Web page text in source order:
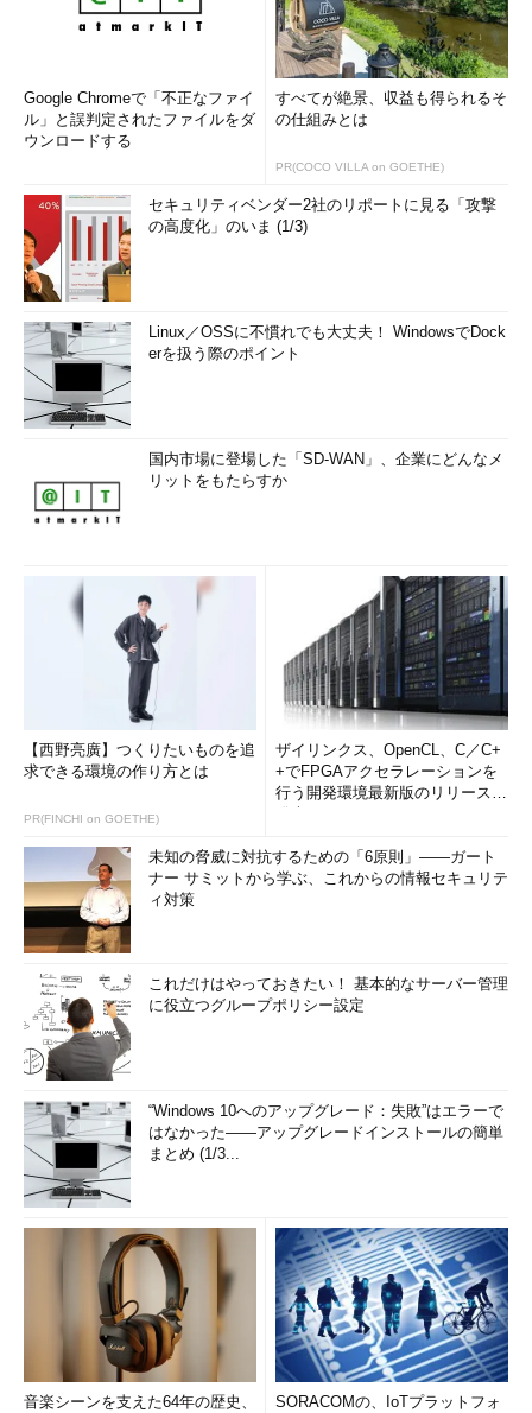
Google Chromeで「不正なファイ
ル」と誤判定されたファイルをダ
ウンロードする
すべてが絶景、収益も得られるそ
の仕組みとは
PR(COCO VILLA on GOETHE)
セキュリティベンダー2社のリポートに見る「攻撃
の高度化」のいま (1/3)
Linux／OSSに不慣れでも大丈夫！ WindowsでDock
erを扱う際のポイント
国内市場に登場した「SD-WAN」、企業にどんなメ
リットをもたらすか
【西野亮廣】つくりたいものを追
求できる環境の作り方とは
PR(FINCHI on GOETHE)
ザイリンクス、OpenCL、C／C+
+でFPGAアクセラレーションを
行う開発環境最新版のリリースを
未知の脅威に対抗するための「6原則」――ガート
ナー サミットから学ぶ、これからの情報セキュリテ
ィ対策
これだけはやっておきたい！ 基本的なサーバー管理
に役立つグループポリシー設定
“Windows 10へのアップグレード：失敗”はエラーで
はなかった――アップグレードインストールの簡単
まとめ (1/3...
音楽シーンを支えた64年の歴史、
SORACOMの、IoTプラットフォ